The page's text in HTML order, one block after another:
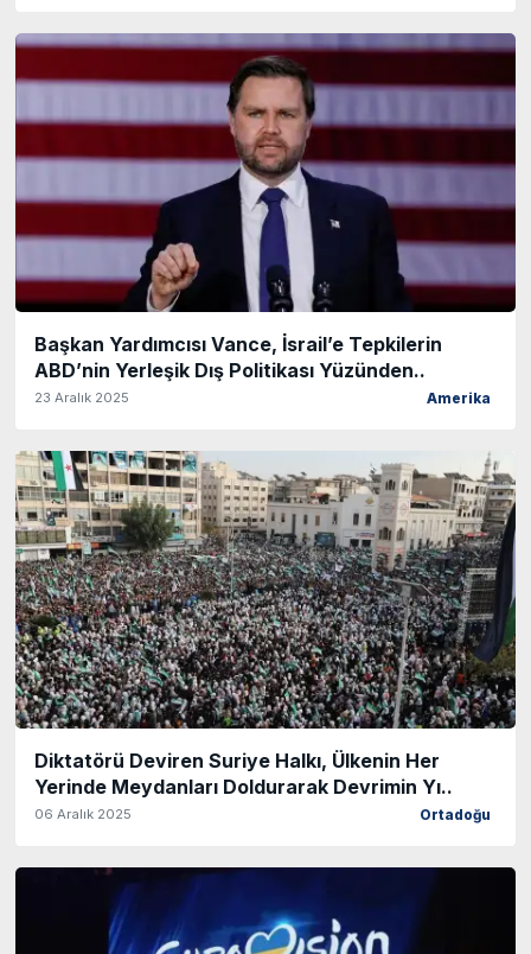
Başkan Yardımcısı Vance, İsrail’e Tepkilerin
ABD’nin Yerleşik Dış Politikası Yüzünden..
23 Aralık 2025 Amerika
Diktatörü Deviren Suriye Halkı, Ülkenin Her
Yerinde Meydanları Doldurarak Devrimin Yı..
06 Aralık 2025 Ortadoğu